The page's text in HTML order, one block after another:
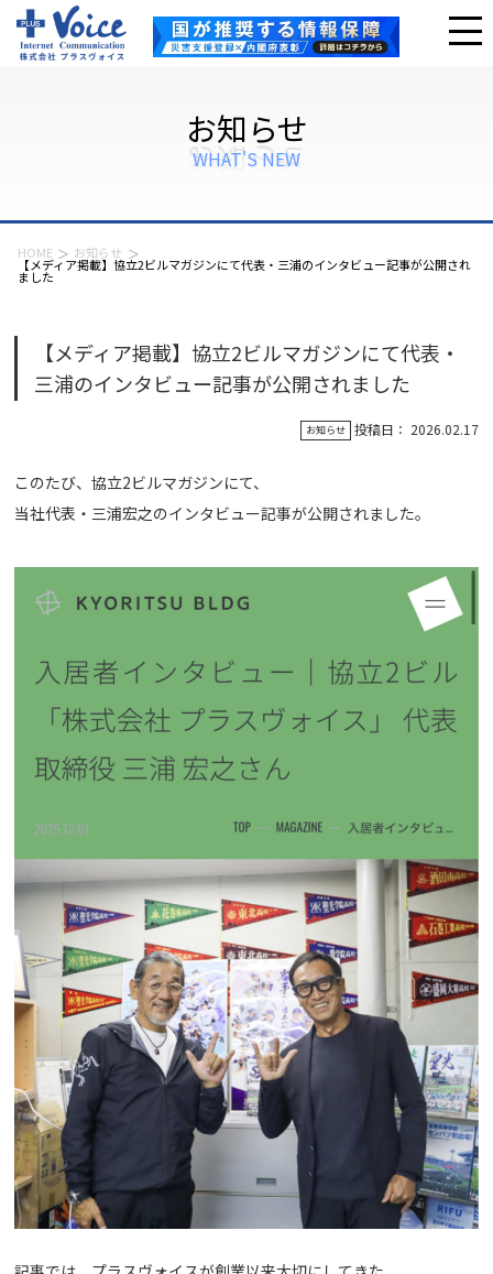
お知らせ
WHAT'S NEW
HOME お知らせ
【メディア掲載】協立2ビルマガジンにて代表・三浦のインタビュー記事が公開され
ました
【メディア掲載】協立2ビルマガジンにて代表・
三浦のインタビュー記事が公開されました
お知らせ 投稿日： 2026.02.17
このたび、協立2ビルマガジンにて、
当社代表・三浦宏之のインタビュー記事が公開されました。